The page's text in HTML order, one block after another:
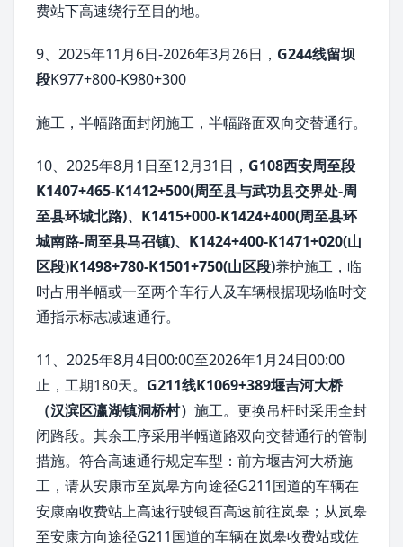
费站下高速绕行至目的地。
9、2025年11月6日-2026年3月26日， G244线留坝
段K977+800-K980+300
施工，半幅路面封闭施工，半幅路面双向交替通行。
10、2025年8月1日至12月31日， G108西安周至段
K1407+465-K1412+500(周至县与武功县交界处-周
至县环城北路)、K1415+000-K1424+400(周至县环
城南路-周至县马召镇)、K1424+400-K1471+020(山
区段)K1498+780-K1501+750(山区段)养护施工，临
时占用半幅或一至两个车行人及车辆根据现场临时交
通指示标志减速通行。
11、2025年8月4日00:00至2026年1月24日00:00
止，工期180天。 G211线K1069+389堰吉河大桥
（汉滨区瀛湖镇洞桥村） 施工。更换吊杆时采用全封
闭路段。其余工序采用半幅道路双向交替通行的管制
措施。符合高速通行规定车型：前方堰吉河大桥施
工，请从安康市至岚皋方向途径G211国道的车辆在
安康南收费站上高速行驶银百高速前往岚皋；从岚皋
至安康方向途径G211国道的车辆在岚皋收费站或佐